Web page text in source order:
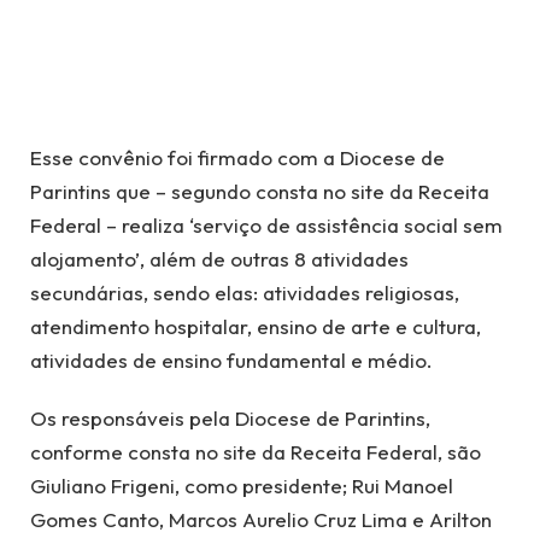
Esse convênio foi firmado com a Diocese de
Parintins que – segundo consta no site da Receita
Federal – realiza ‘serviço de assistência social sem
alojamento’, além de outras 8 atividades
secundárias, sendo elas: atividades religiosas,
atendimento hospitalar, ensino de arte e cultura,
atividades de ensino fundamental e médio.
Os responsáveis pela Diocese de Parintins,
conforme consta no site da Receita Federal, são
Giuliano Frigeni, como presidente; Rui Manoel
Gomes Canto, Marcos Aurelio Cruz Lima e Arilton